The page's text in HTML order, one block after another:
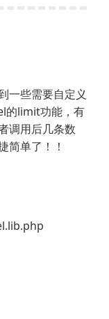
一些需要自定义
的limit功能，有
调用后几条数
简单了！！